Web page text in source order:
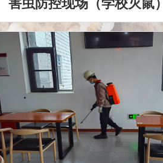
害虫防控现场（学校灭鼠）